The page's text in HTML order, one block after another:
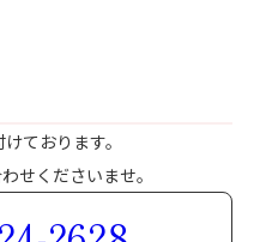
ております。
せくださいませ。